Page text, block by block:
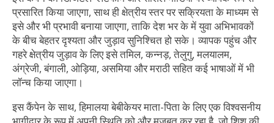
प्रसारित किया जाएगा, साथ ही क्षेत्रीय स्तर पर सक्रियता के माध्यम से
इसे और भी प्रभावी बनाया जाएगा, ताकि देश भर के में युवा अभिभावकों
के बीच बेहतर दृश्यता और जुड़ाव सुनिश्चित हो सके। व्यापक पहुंच और
गहरे क्षेत्रीय जुड़ाव के लिए इसे तमिल, कन्नड़, तेलुगु, मलयालम,
अंग्रेजी, बंगाली, ओड़िया, असमिया और मराठी सहित कई भाषाओं में भी
लॉन्च किया जाएगा।
इस कैंपेन के साथ, हिमालया बेबीकेयर माता-पिता के लिए एक विश्वसनीय